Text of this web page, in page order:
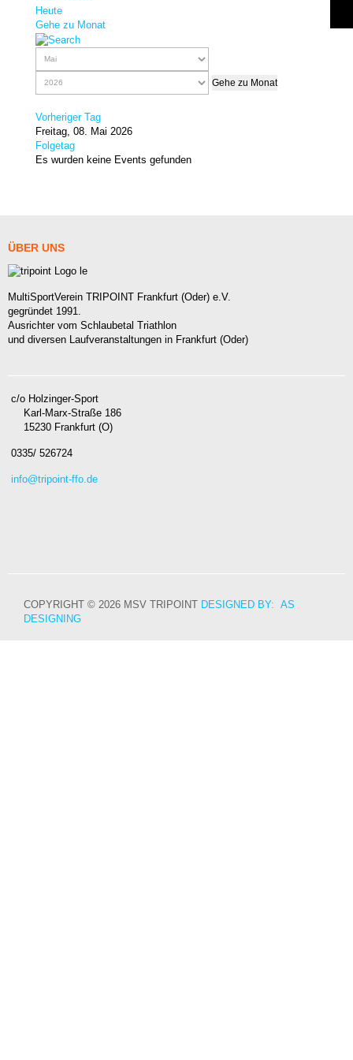
Heute
Gehe zu Monat
Gehe zu Monat
Vorheriger Tag
Freitag, 08. Mai 2026
Folgetag
Es wurden keine Events gefunden
ÜBER UNS
MultiSportVerein TRIPOINT Frankfurt (Oder) e.V.
gegründet 1991.
Ausrichter vom Schlaubetal Triathlon
und diversen Laufveranstaltungen in Frankfurt (Oder)
c/o Holzinger-Sport
Karl-Marx-Straße 186
15230 Frankfurt (O)
0335/ 526724
info@tripoint-ffo.de
COPYRIGHT © 2026 MSV TRIPOINT DESIGNED BY: AS
DESIGNING